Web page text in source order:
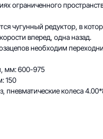
ограниченного
чугунный редуктор, в
вперед, одна назад.
необходим
мм: 600-975
150
пневматические колеса